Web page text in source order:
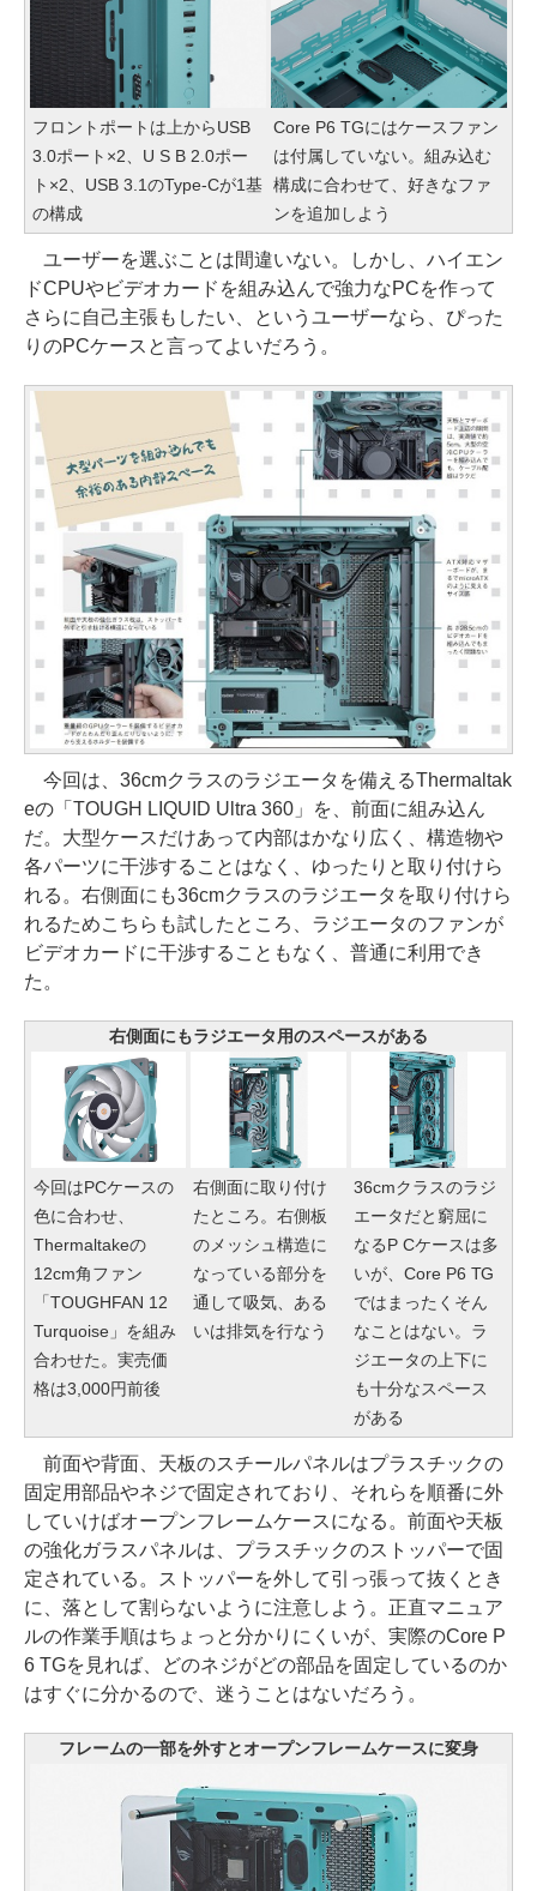
フロントポートは上からUSB
3.0ポート×2、U S B 2.0ポー
ト×2、USB 3.1のType-Cが1基
の構成
Core P6 TGにはケースファン
は付属していない。組み込む
構成に合わせて、好きなファ
ンを追加しよう
ユーザーを選ぶことは間違いない。しかし、ハイエン
ドCPUやビデオカードを組み込んで強力なPCを作って
さらに自己主張もしたい、というユーザーなら、ぴった
りのPCケースと言ってよいだろう。
今回は、36cmクラスのラジエータを備えるThermaltak
eの「TOUGH LIQUID Ultra 360」を、前面に組み込ん
だ。大型ケースだけあって内部はかなり広く、構造物や
各パーツに干渉することはなく、ゆったりと取り付けら
れる。右側面にも36cmクラスのラジエータを取り付けら
れるためこちらも試したところ、ラジエータのファンが
ビデオカードに干渉することもなく、普通に利用でき
た。
右側面にもラジエータ用のスペースがある
今回はPCケースの
色に合わせ、
Thermaltakeの
12cm角ファン
「TOUGHFAN 12
Turquoise」を組み
合わせた。実売価
格は3,000円前後
右側面に取り付け
たところ。右側板
のメッシュ構造に
なっている部分を
通して吸気、ある
いは排気を行なう
36cmクラスのラジ
エータだと窮屈に
なるP Cケースは多
いが、Core P6 TG
ではまったくそん
なことはない。ラ
ジエータの上下に
も十分なスペース
がある
前面や背面、天板のスチールパネルはプラスチックの
固定用部品やネジで固定されており、それらを順番に外
していけばオープンフレームケースになる。前面や天板
の強化ガラスパネルは、プラスチックのストッパーで固
定されている。ストッパーを外して引っ張って抜くとき
に、落として割らないように注意しよう。正直マニュア
ルの作業手順はちょっと分かりにくいが、実際のCore P
6 TGを見れば、どのネジがどの部品を固定しているのか
はすぐに分かるので、迷うことはないだろう。
フレームの一部を外すとオープンフレームケースに変身